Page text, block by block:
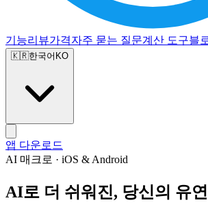
기능리뷰가격자주 묻는 질문계산 도구블
🇰🇷한국어 KO
앱 다운로드
AI 매크로 · iOS & Android
AI로 더 쉬워진, 당신의 유